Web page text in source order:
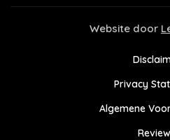
Website door
Privacy
Algemene